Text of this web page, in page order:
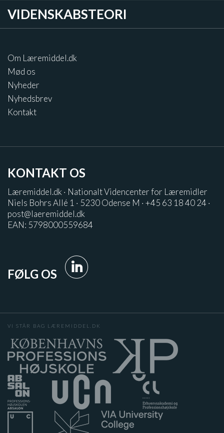
VIDENSKABSTEORI
Om Læremiddel.dk
Mød os
Nyheder
Nyhedsbrev
Kontakt
KONTAKT OS
Læremiddel.dk · Nationalt Videncenter for Læremidler
Niels Bohrs Allé 1 · 5230 Odense M · +45 63 18 40 24 ·
post@laeremiddel.dk
EAN: 5798000559684
FØLG OS
VI STÅR BAG LÆREMIDDEL.DK